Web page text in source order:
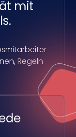
mit
Regeln